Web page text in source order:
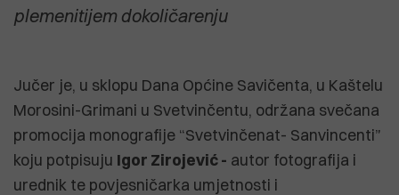
plemenitijem dokoličarenju
Jučer je, u sklopu Dana Općine Savičenta, u Kaštelu
Morosini-Grimani u Svetvinčentu, održana svečana
promocija monografije “Svetvinčenat- Sanvincenti”
koju potpisuju Igor Zirojević - autor fotografija i
urednik te povjesničarka umjetnosti i